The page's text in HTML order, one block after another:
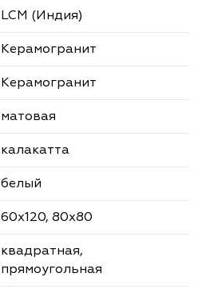
LCM (Индия)
Керамогранит
Керамогранит
матовая
калакатта
белый
60х120, 80х80
квадратная,
прямоугольная